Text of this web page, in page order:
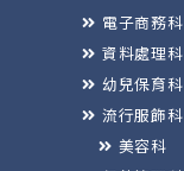
電子商務科
資料處理科
幼兒保育科
流行服飾科
美容科